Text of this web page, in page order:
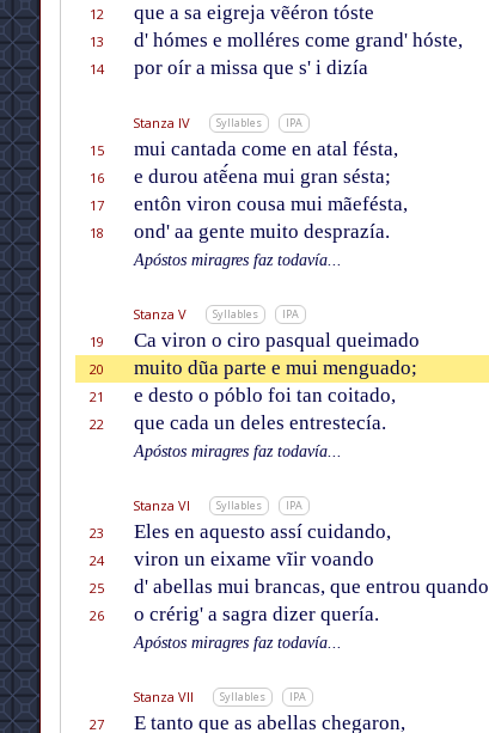
12
que a sa eigreja vẽéron tóste
13
d' hómes e molléres come grand' hóste,
14
por oír a missa que s' i dizía
Stanza IV Syllables IPA
15 mui cantada come en atal fésta,
16
e durou atẽ́ena mui gran sésta;
17
entôn viron cousa mui mãefésta,
18
ond' aa gente muito desprazía.
Apóstos miragres faz todavía...
Stanza V Syllables IPA
19 Ca viron o ciro pasqual queimado
20
muito dũa parte e mui menguado;
21
e desto o póblo foi tan coitado,
22
que cada un deles entrestecía.
Apóstos miragres faz todavía...
Stanza VI Syllables IPA
23 Eles en aquesto assí cuidando,
24
viron un eixame vĩir voando
25
d' abellas mui brancas, que entrou quando
26
o crérig' a sagra dizer quería.
Apóstos miragres faz todavía...
Stanza VII Syllables IPA
27 E tanto que as abellas chegaron,